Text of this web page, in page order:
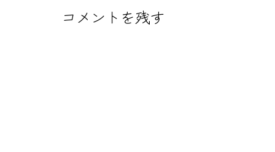
コメントを残す